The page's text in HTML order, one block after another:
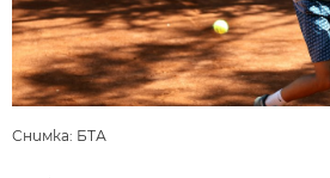
Снимка: БТА